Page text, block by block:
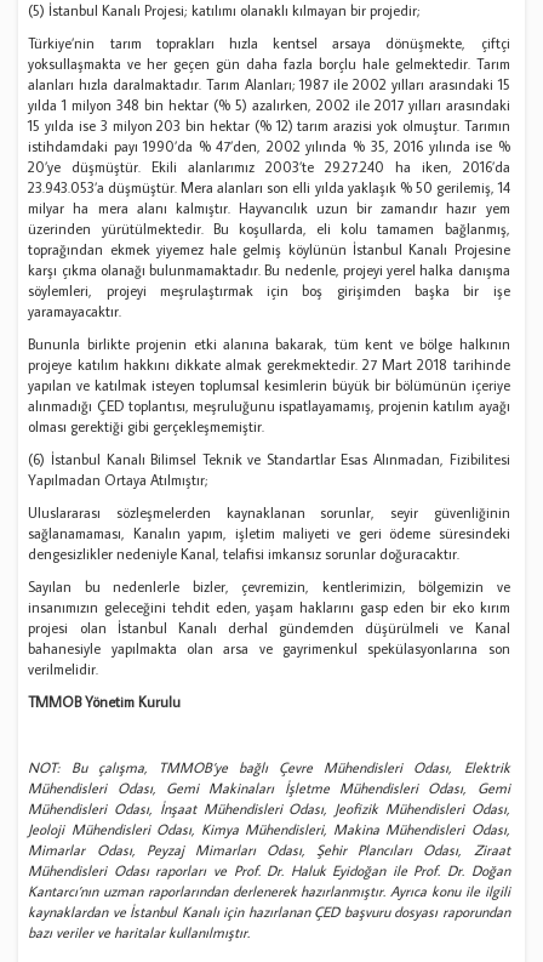
(5) İstanbul Kanalı Projesi; katılımı olanaklı kılmayan bir projedir;
Türkiye’nin tarım toprakları hızla kentsel arsaya dönüşmekte, çiftçi
yoksullaşmakta ve her geçen gün daha fazla borçlu hale gelmektedir. Tarım
alanları hızla daralmaktadır. Tarım Alanları; 1987 ile 2002 yılları arasındaki 15
yılda 1 milyon 348 bin hektar (% 5) azalırken, 2002 ile 2017 yılları arasındaki
15 yılda ise 3 milyon 203 bin hektar (% 12) tarım arazisi yok olmuştur. Tarımın
istihdamdaki payı 1990’da % 47’den, 2002 yılında % 35, 2016 yılında ise %
20’ye düşmüştür. Ekili alanlarımız 2003’te 29.27.240 ha iken, 2016’da
23.943.053’a düşmüştür. Mera alanları son elli yılda yaklaşık % 50 gerilemiş, 14
milyar ha mera alanı kalmıştır. Hayvancılık uzun bir zamandır hazır yem
üzerinden yürütülmektedir. Bu koşullarda, eli kolu tamamen bağlanmış,
toprağından ekmek yiyemez hale gelmiş köylünün İstanbul Kanalı Projesine
karşı çıkma olanağı bulunmamaktadır. Bu nedenle, projeyi yerel halka danışma
söylemleri, projeyi meşrulaştırmak için boş girişimden başka bir işe
yaramayacaktır.
Bununla birlikte projenin etki alanına bakarak, tüm kent ve bölge halkının
projeye katılım hakkını dikkate almak gerekmektedir. 27 Mart 2018 tarihinde
yapılan ve katılmak isteyen toplumsal kesimlerin büyük bir bölümünün içeriye
alınmadığı ÇED toplantısı, meşruluğunu ispatlayamamış, projenin katılım ayağı
olması gerektiği gibi gerçekleşmemiştir.
(6) İstanbul Kanalı Bilimsel Teknik ve Standartlar Esas Alınmadan, Fizibilitesi
Yapılmadan Ortaya Atılmıştır;
Uluslararası sözleşmelerden kaynaklanan sorunlar, seyir güvenliğinin
sağlanamaması, Kanalın yapım, işletim maliyeti ve geri ödeme süresindeki
dengesizlikler nedeniyle Kanal, telafisi imkansız sorunlar doğuracaktır.
Sayılan bu nedenlerle bizler, çevremizin, kentlerimizin, bölgemizin ve
insanımızın geleceğini tehdit eden, yaşam haklarını gasp eden bir eko kırım
projesi olan İstanbul Kanalı derhal gündemden düşürülmeli ve Kanal
bahanesiyle yapılmakta olan arsa ve gayrimenkul spekülasyonlarına son
verilmelidir.
TMMOB Yönetim Kurulu
NOT: Bu çalışma, TMMOB’ye bağlı Çevre Mühendisleri Odası, Elektrik
Mühendisleri Odası, Gemi Makinaları İşletme Mühendisleri Odası, Gemi
Mühendisleri Odası, İnşaat Mühendisleri Odası, Jeofizik Mühendisleri Odası,
Jeoloji Mühendisleri Odası, Kimya Mühendisleri, Makina Mühendisleri Odası,
Mimarlar Odası, Peyzaj Mimarları Odası, Şehir Plancıları Odası, Ziraat
Mühendisleri Odası raporları ve Prof. Dr. Haluk Eyidoğan ile Prof. Dr. Doğan
Kantarcı’nın uzman raporlarından derlenerek hazırlanmıştır. Ayrıca konu ile ilgili
kaynaklardan ve İstanbul Kanalı için hazırlanan ÇED başvuru dosyası raporundan
bazı veriler ve haritalar kullanılmıştır.